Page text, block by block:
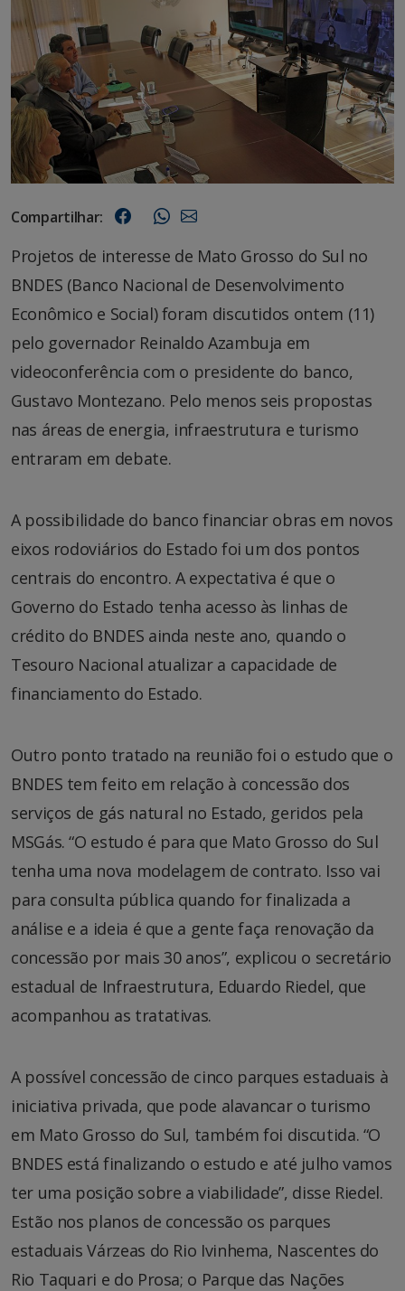
Compartilhar:
Projetos de interesse de Mato Grosso do Sul no
BNDES (Banco Nacional de Desenvolvimento
Econômico e Social) foram discutidos ontem (11)
pelo governador Reinaldo Azambuja em
videoconferência com o presidente do banco,
Gustavo Montezano. Pelo menos seis propostas
nas áreas de energia, infraestrutura e turismo
entraram em debate.
A possibilidade do banco financiar obras em novos
eixos rodoviários do Estado foi um dos pontos
centrais do encontro. A expectativa é que o
Governo do Estado tenha acesso às linhas de
crédito do BNDES ainda neste ano, quando o
Tesouro Nacional atualizar a capacidade de
financiamento do Estado.
Outro ponto tratado na reunião foi o estudo que o
BNDES tem feito em relação à concessão dos
serviços de gás natural no Estado, geridos pela
MSGás. “O estudo é para que Mato Grosso do Sul
tenha uma nova modelagem de contrato. Isso vai
para consulta pública quando for finalizada a
análise e a ideia é que a gente faça renovação da
concessão por mais 30 anos”, explicou o secretário
estadual de Infraestrutura, Eduardo Riedel, que
acompanhou as tratativas.
A possível concessão de cinco parques estaduais à
iniciativa privada, que pode alavancar o turismo
em Mato Grosso do Sul, também foi discutida. “O
BNDES está finalizando o estudo e até julho vamos
ter uma posição sobre a viabilidade”, disse Riedel.
Estão nos planos de concessão os parques
estaduais Várzeas do Rio Ivinhema, Nascentes do
Rio Taquari e do Prosa; o Parque das Nações